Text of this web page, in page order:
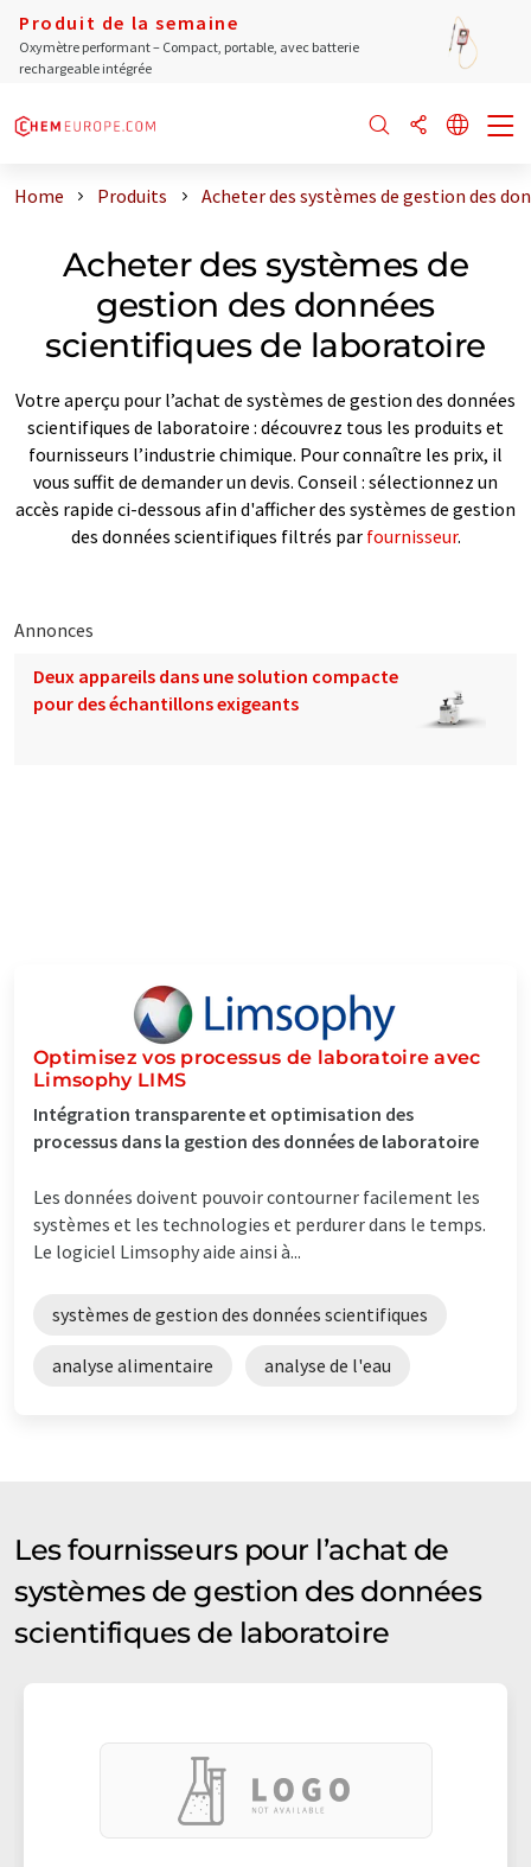
Produit de la semaine
Oxymètre performant – Compact, portable, avec batterie
rechargeable intégrée
Home Produits Acheter des systèmes de gestion des
Acheter des systèmes de
gestion des données
scientifiques de laboratoire
Votre aperçu pour l’achat de systèmes de gestion des données
scientifiques de laboratoire : découvrez tous les produits et
fournisseurs l’industrie chimique. Pour connaître les prix, il
vous suffit de demander un devis. Conseil : sélectionnez un
accès rapide ci-dessous afin d'afficher des systèmes de gestion
des données scientifiques filtrés par fournisseur.
Annonces
Deux appareils dans une solution compacte
pour des échantillons exigeants
Optimisez vos processus de laboratoire avec
Limsophy LIMS
Intégration transparente et optimisation des
processus dans la gestion des données de laboratoire
Les données doivent pouvoir contourner facilement les
systèmes et les technologies et perdurer dans le temps.
Le logiciel Limsophy aide ainsi à...
systèmes de gestion des données scientifiques
analyse alimentaire analyse de l'eau
Les fournisseurs pour l’achat de
systèmes de gestion des données
scientifiques de laboratoire